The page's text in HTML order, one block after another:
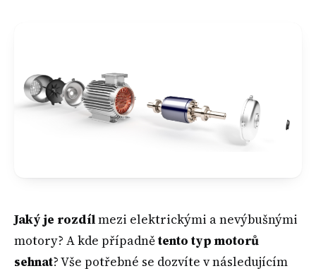
Jaký je rozdílmezi elektrickými a nevýbušnými
motory? A kde případnětento typ motorů
sehnat? Vše potřebné se dozvíte v následujícím